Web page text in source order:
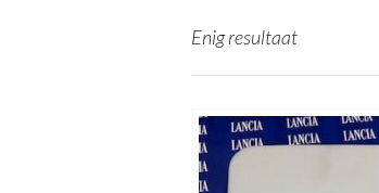
Enig resultaat